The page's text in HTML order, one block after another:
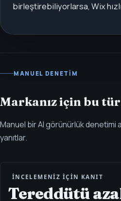
birleştirebiliyorlarsa, Wix
MANUEL DENETIM
Markanız için bu
Manuel bir AI görünürlük denetimi
yanıtlar.
İNCELEMENIZ IÇIN KANIT
Tereddütü